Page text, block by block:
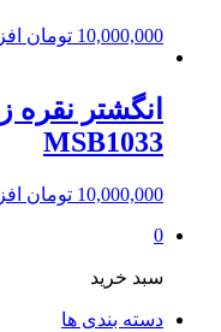
10,000,000 تومان
انگشتر نقره
MSB1033
10,000,000 تومان
0
سبد خرید
دسته بندی ها